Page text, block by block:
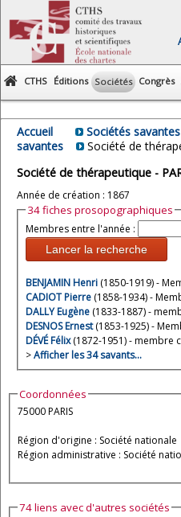
CTHS Éditions Sociétés Congrès
Accueil Sociétés savantes
savantes
Société de
Société de thérapeutique -
Année de création : 1867
34 fiches prosopographiques
Membres entre l'année :
Lancer la recherche
BENJAMIN Henri (1850-1919) -
CADIOT Pierre (1858-1934) -
DALLY Eugène (1833-1887) -
DESNOS Ernest(1853-1925) -
DÉVÉ Félix(1872-1951) - membre
>Afficher les 34 savants…
Coordonnées
75000 PARIS
Région d'origine : Société nationale
Région administrative : Société
74 liens avec d'autres sociétés